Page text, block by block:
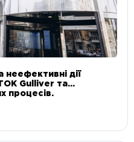
неефективні дії
Gulliver та
процесів.